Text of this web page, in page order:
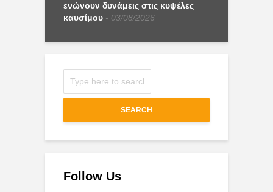
ενώνουν δυνάμεις στις κυψέλες
καυσίμου
03/08/2026
SEARCH
Follow Us